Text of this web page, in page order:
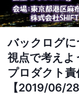
バックログ
視点で考え
プロダクト責
【2019/06/